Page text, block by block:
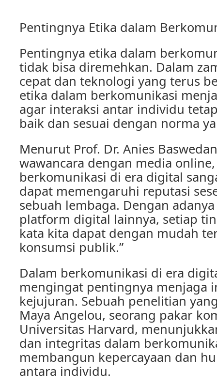
Pentingnya Etika dalam
Pentingnya etika dalam
tidak bisa diremehkan. Dalam
cepat dan teknologi yang terus
etika dalam berkomunikasi
agar interaksi antar individu
baik dan sesuai dengan norma
Menurut Prof. Dr. Anies
wawancara dengan media online,
berkomunikasi di era digital
dapat memengaruhi reputasi
sebuah lembaga. Dengan
platform digital lainnya, setiap
kata kita dapat dengan mudah
konsumsi publik.”
Dalam berkomunikasi di era
mengingat pentingnya menjaga
kejujuran. Sebuah penelitian
Maya Angelou, seorang pakar
Universitas Harvard,
dan integritas dalam
membangun kepercayaan dan
antara individu.